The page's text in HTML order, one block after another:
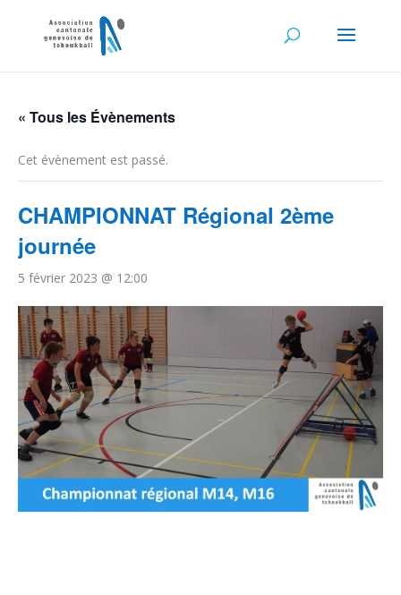
« Tous les Évènements
Cet évènement est passé.
CHAMPIONNAT Régional 2ème
journée
5 février 2023 @ 12:00